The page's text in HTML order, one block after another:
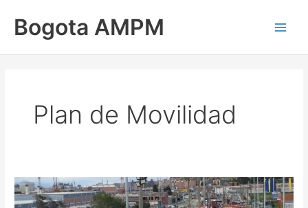
contenido
Bogota AMPM
Plan de Movilidad
Nuevo
Plan